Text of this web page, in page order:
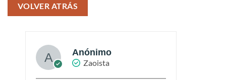
VOLVER ATRÁS
Anónimo
Zaoista